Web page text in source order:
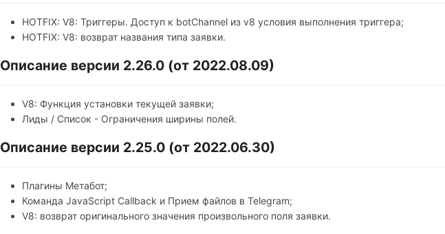
HOTFIX: V8: Триггеры. Доступ к botChannel из v8 условия выполнения триггера;
HOTFIX: V8: возврат названия типа заявки.
Описание версии 2.26.0 (от 2022.08.09)
V8: Функция установки текущей заявки;
Лиды / Список - Ограничения ширины полей.
Описание версии 2.25.0 (от 2022.06.30)
Плагины Метабот;
Команда JavaScript Callback и Прием файлов в Telegram;
V8: возврат оригинального значения произвольного поля заявки.